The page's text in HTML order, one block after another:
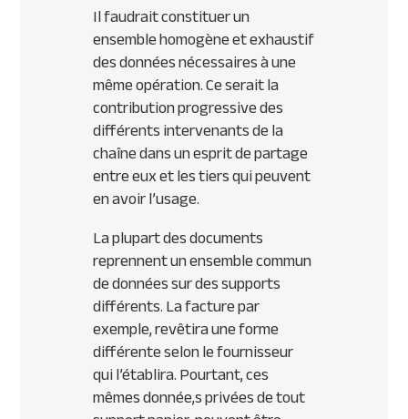
Il faudrait constituer un
ensemble homogène et exhaustif
des données nécessaires à une
même opération. Ce serait la
contribution progressive des
différents intervenants de la
chaîne dans un esprit de partage
entre eux et les tiers qui peuvent
en avoir l’usage.
La plupart des documents
reprennent un ensemble commun
de données sur des supports
différents. La facture par
exemple, revêtira une forme
différente selon le fournisseur
qui l’établira. Pourtant, ces
mêmes donnée,s privées de tout